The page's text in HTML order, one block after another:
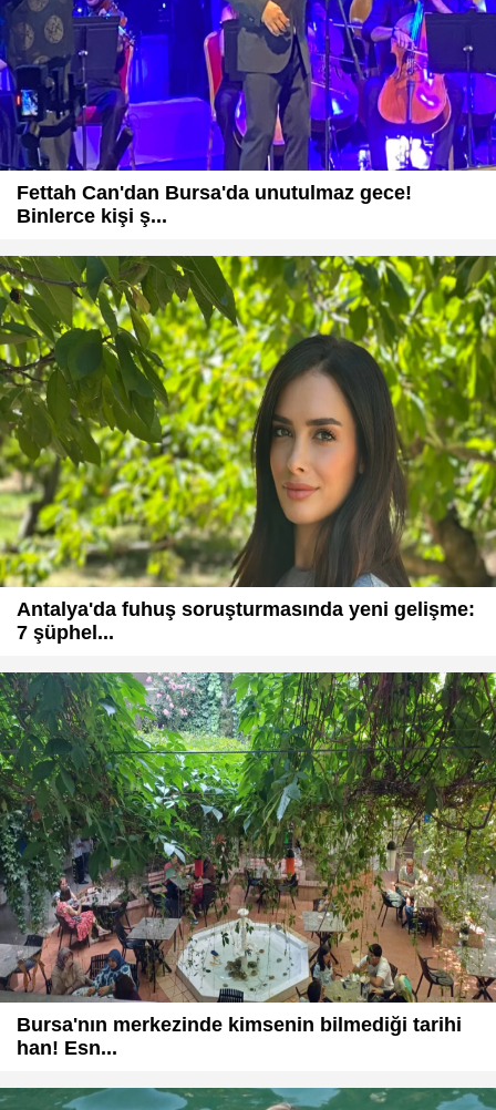
Fettah Can'dan Bursa'da unutulmaz gece!
Binlerce kişi ş...
Antalya'da fuhuş soruşturmasında yeni gelişme:
7 şüphel...
Bursa'nın merkezinde kimsenin bilmediği tarihi
han! Esn...